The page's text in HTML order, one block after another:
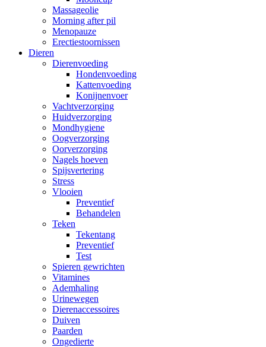
Massageolie
Morning after pil
Menopauze
Erectiestoornissen
Dieren
Dierenvoeding
Hondenvoeding
Kattenvoeding
Konijnenvoer
Vachtverzorging
Huidverzorging
Mondhygiene
Oogverzorging
Oorverzorging
Nagels hoeven
Spijsvertering
Stress
Vlooien
Preventief
Behandelen
Teken
Tekentang
Preventief
Test
Spieren gewrichten
Vitamines
Ademhaling
Urinewegen
Dierenaccessoires
Duiven
Paarden
Ongedierte